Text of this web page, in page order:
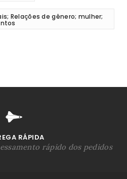
Relações de gênero; mulher;
RÁPIDA
rápido dos pedidos